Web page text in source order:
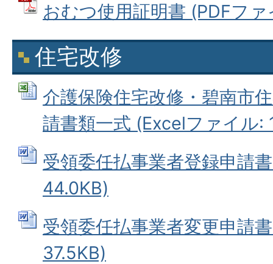
おむつ使用証明書 (PDFフ
住宅改修
介護保険住宅改修・碧南市
請書類一式 (Excelファイル:
受領委任払事業者登録申請
44.0KB)
受領委任払事業者変更申請
37.5KB)